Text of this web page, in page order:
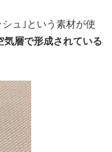
ュ｣という素材が使
気層で形成されている